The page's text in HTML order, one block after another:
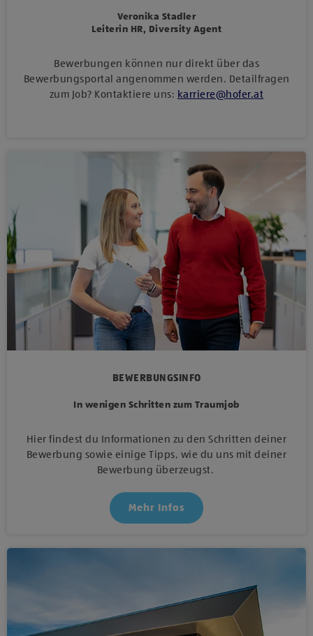
Veronika Stadler
Leiterin HR, Diversity Agent
Bewerbungen können nur direkt über das
Bewerbungsportal angenommen werden. Detailfragen
zum Job? Kontaktiere uns: karriere@hofer.at
BEWERBUNGSINFO
In wenigen Schritten zum Traumjob
Hier findest du Informationen zu den Schritten deiner
Bewerbung sowie einige Tipps, wie du uns mit deiner
Bewerbung überzeugst.
Mehr Infos